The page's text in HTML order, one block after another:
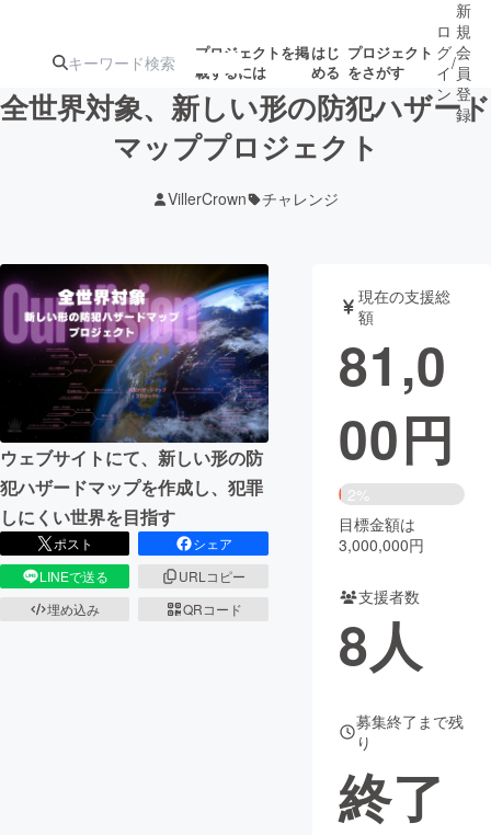
プロジェクトを掲
載するには
はじ
める
プロジェクト
をさがす
ジェクト
ロジェクト
アート・写真 音楽
テクノロジー・ガジェット ゲーム・
映像・映画 書籍・雑誌
ビジネス・起業 チャレンジ
まちづくり・地域活性化
CAMPFIRE for Social Good
CAMPFIRE Creation
コミュニティ
ロ
グ
イ
ン
/
新
規
会
員
登
録
全世界対象、新しい形の防犯ハザード
マッププロジェクト
VillerCrown チャレンジ
ウェブサイトにて、新しい形の防
犯ハザードマップを作成し、犯罪
しにくい世界を目指す
ポスト
シェア
LINEで送る
URLコピー
埋め込み
QRコード
現在の支援総
額
81,0
00円
2%
目標金額は
3,000,000円
支援者数
8人
募集終了まで残
り
終了